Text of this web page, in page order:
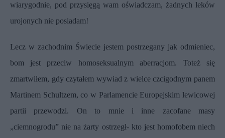
wiarygodnie, pod przysięgą wam oświadczam, żadnych leków
urojonych nie posiadam!
Lecz w zachodnim Świecie jestem postrzegany jak odmieniec,
bom jest przeciw homoseksualnym aberracjom. Toteż się
zmartwiłem, gdy czytałem wywiad z wielce czcigodnym panem
Martinem Schultzem, co w Parlamencie Europejskim lewicowej
partii przewodzi. On to mnie i inne zacofane masy
„ciemnogrodu” nie na żarty ostrzegł- kto jest homofobem niech